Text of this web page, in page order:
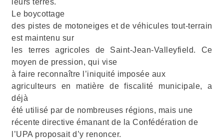
leurs terres.
Le boycottage
des pistes de motoneiges et de véhicules tout-terrain
est maintenu sur
les terres agricoles de Saint-Jean-Valleyfield. Ce
moyen de pression, qui vise
à faire reconnaître l’iniquité imposée aux
agriculteurs en matière de fiscalité municipale, a
déjà
été utilisé par de nombreuses régions, mais une
récente directive émanant de la Confédération de
l’UPA proposait d’y renoncer.